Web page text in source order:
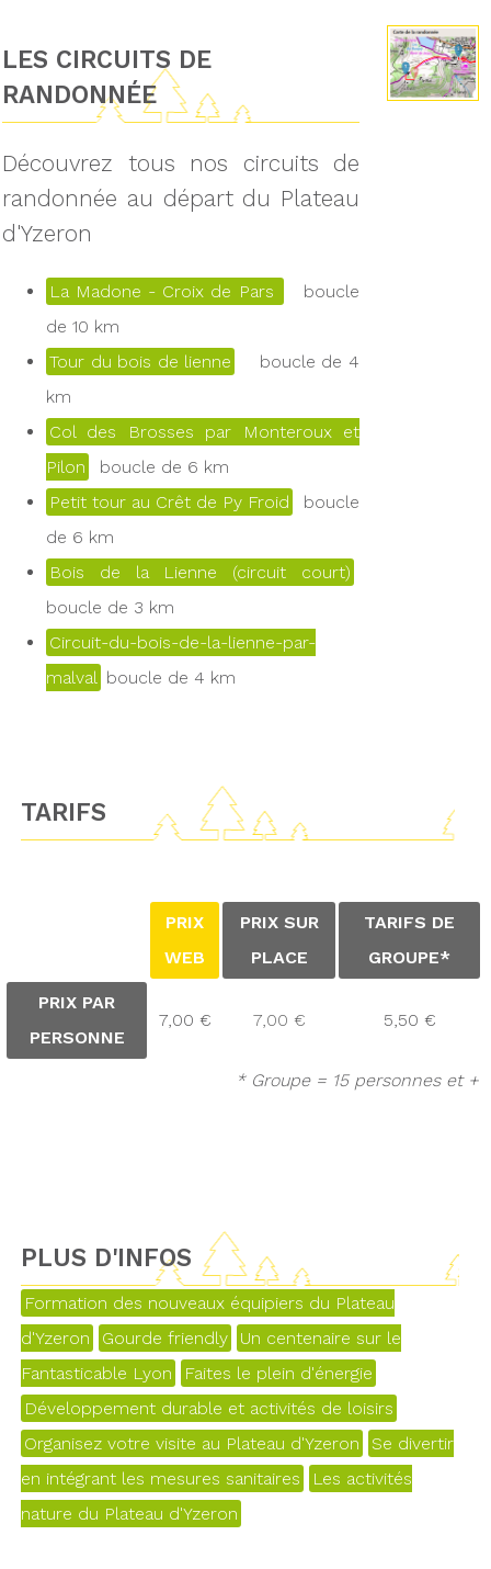
LES CIRCUITS DE
RANDONNÉE
Découvrez tous nos circuits de
randonnée au départ du Plateau
d'Yzeron
La Madone - Croix de Pars
boucle
de 10 km
Tour du bois de lienne
boucle de 4
km
Col des Brosses par Monteroux et
Pilon
boucle de 6 km
Petit tour au Crêt de Py Froid
boucle
de 6 km
Bois de la Lienne (circuit court)
boucle de 3 km
Circuit-du-bois-de-la-lienne-par-
malval boucle de 4 km
TARIFS
PRIX
WEB
PRIX SUR
PLACE
TARIFS DE
GROUPE*
PRIX PAR
PERSONNE
7,00 € 7,00 € 5,50 €
* Groupe = 15 personnes et +
PLUS D'INFOS
Formation des nouveaux équipiers du Plateau
d'Yzeron
Gourde friendly
Un centenaire sur le
Fantasticable Lyon
Faites le plein d'énergie
Développement durable et activités de loisirs
Organisez votre visite au Plateau d'Yzeron
Se divertir
en intégrant les mesures sanitaires
Les activités
nature du Plateau d'Yzeron